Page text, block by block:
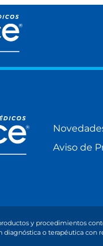
Aviso de
y procedimientos
diagnóstica o terapéutica con